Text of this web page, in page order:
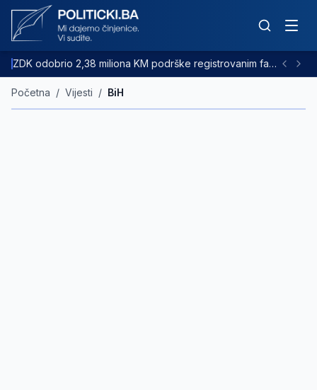
ZDK odobrio 2,38 miliona KM podrške registrovanim farmama goveda
Početna / Vijesti / BiH